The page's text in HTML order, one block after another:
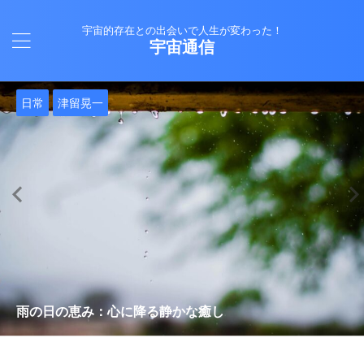
宇宙的存在との出会いで人生が変わった！
宇宙通信
日常 津留晃一
雨の日の恵み：心に降る静かな癒し
バシャール 日常 津留晃一
就職は人生の終着駅じゃない！自分らしい道を見つける方
法
Healy 日常
ヒーリーを買うべきか迷っているあなたへ。実際に使って
みた感想と注意点
バシャール 日常
エネルギーの法則 〜最近どハマりしていました〜
日常
現実を変える
日常
今、ここにいること
Healy 日常 津留晃一
もしかしてだけどHealy（量子波動調整器）のせいなの？
日常
iPad 第10世代買いました
Healy 日常
久し振りにHealy（ヒーリー）量子波動調整器について
日常
大谷さんの通訳、水原さんの解雇に思う